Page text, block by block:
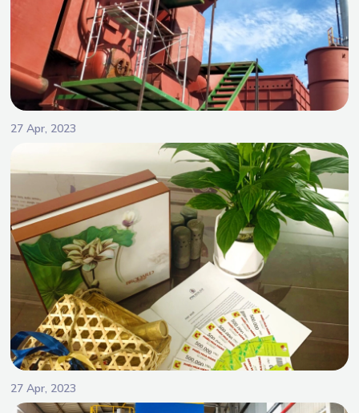
27 Apr, 2023
27 Apr, 2023